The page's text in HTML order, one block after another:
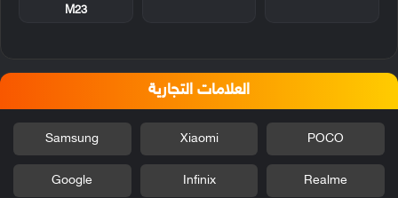
M23
العلامات التجارية
POCO
Xiaomi
Samsung
Realme
Infinix
Google